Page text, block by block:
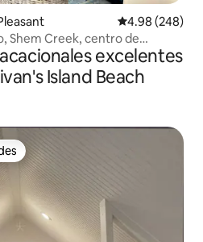
Calificación
4.98 (248)
Shem Creek, centro de
excelentes
Island Beach
preferido